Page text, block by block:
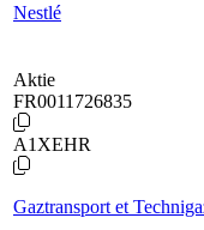
Nestlé
Aktie
FR0011726835
A1XEHR
Gaztransport et